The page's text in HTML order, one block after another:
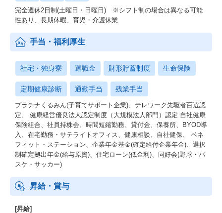
完全週休2日制(土曜日・日曜日) ※シフト制の場合は異なる可能
性あり、長期休暇、育児・介護休業
手当・福利厚生
社宅・独身寮 退職金 財形貯蓄制度 生命保険
定期健康診断 通勤手当 残業手当
プラチナくるみん(子育てサポート企業)、テレワーク先駆者百選認
定、 健康経営優良法人認定制度（大規模法人部門）認定 自社健康
保険組合、社員持株会、時間短縮勤務、貸付金、保養所、BYOD導
入、在宅勤務・サテライトオフィス、健康相談、自社健保、 ベネ
フィット・ステーション、企業年金基金(確定給付企業年金)、選択
制確定拠出年金(給与原資)、住宅ローン(低金利)、同好会(野球・バ
スケ・サッカー)
昇給・賞与
[昇給]